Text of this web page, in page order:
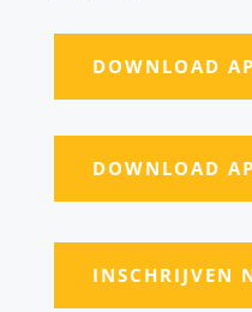
DOWNLOAD
DOWNLOAD
INSCHRIJVEN